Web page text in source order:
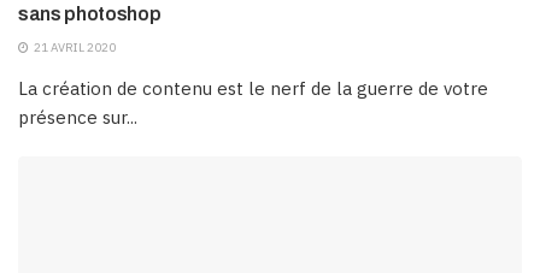
sans photoshop
21 AVRIL 2020
La création de contenu est le nerf de la guerre de votre
présence sur...